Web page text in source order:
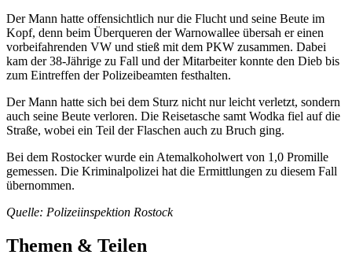
Der Mann hatte offensichtlich nur die Flucht und seine Beute im
Kopf, denn beim Überqueren der Warnowallee übersah er einen
vorbeifahrenden VW und stieß mit dem PKW zusammen. Dabei
kam der 38-Jährige zu Fall und der Mitarbeiter konnte den Dieb bis
zum Eintreffen der Polizeibeamten festhalten.
Der Mann hatte sich bei dem Sturz nicht nur leicht verletzt, sondern
auch seine Beute verloren. Die Reisetasche samt Wodka fiel auf die
Straße, wobei ein Teil der Flaschen auch zu Bruch ging.
Bei dem Rostocker wurde ein Atemalkoholwert von 1,0 Promille
gemessen. Die Kriminalpolizei hat die Ermittlungen zu diesem Fall
übernommen.
Quelle: Polizeiinspektion Rostock
Themen & Teilen